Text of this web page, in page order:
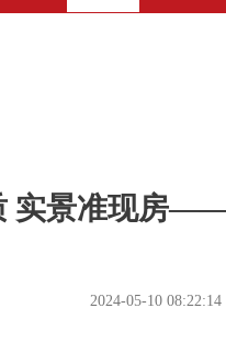
实景准现房
2024-05-10 08:22:14